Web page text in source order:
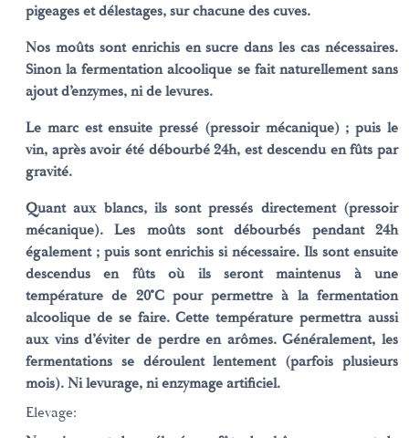
pigeages et délestages, sur chacune des cuves.
Nos moûts sont enrichis en sucre dans les cas nécessaires.
Sinon la fermentation alcoolique se fait naturellement sans
ajout d’enzymes, ni de levures.
Le marc est ensuite pressé (pressoir mécanique) ; puis le
vin, après avoir été débourbé 24h, est descendu en fûts par
gravité.
Quant aux blancs, ils sont pressés directement (pressoir
mécanique). Les moûts sont débourbés pendant 24h
également ; puis sont enrichis si nécessaire. Ils sont ensuite
descendus en fûts où ils seront maintenus à une
température de 20°C pour permettre à la fermentation
alcoolique de se faire. Cette température permettra aussi
aux vins d’éviter de perdre en arômes. Généralement, les
fermentations se déroulent lentement (parfois plusieurs
mois). Ni levurage, ni enzymage artificiel.
Elevage: